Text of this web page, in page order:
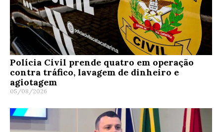
Polícia Civil prende quatro em operação
contra tráfico, lavagem de dinheiro e
agiotagem
05/08/2026